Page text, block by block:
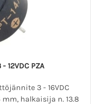
- 12VDC PZA
3 - 16VDC
halkaisija n. 13.8